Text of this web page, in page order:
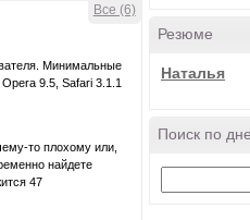
Все (6)
Минимальные
9.5, Safari 3.1.1
то плохому или,
найдете
47
Резюме
Наталья
Поиск по